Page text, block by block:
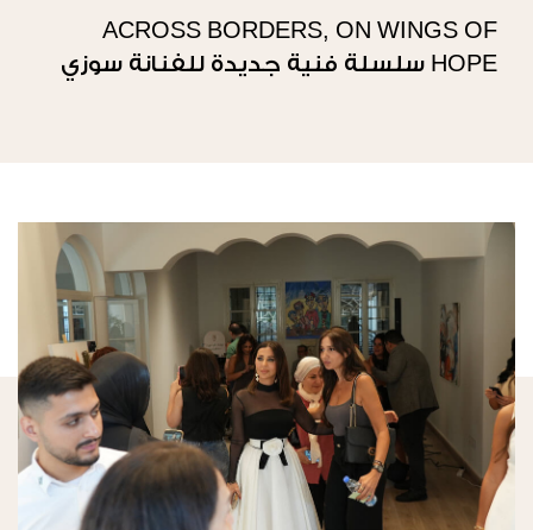
ACROSS BORDERS, ON WINGS OF
HOPE سلسلة فنية جديدة للفنانة سوزي